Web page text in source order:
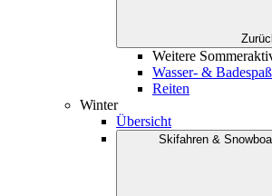
Weitere
Wasser- & Badespaß
Reiten
Winter
Übersicht
Skifahren &